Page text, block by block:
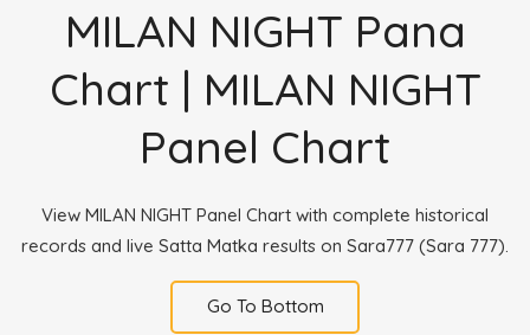
MILAN NIGHT Pana
Chart | MILAN NIGHT
Panel Chart
View MILAN NIGHT Panel Chart with complete historical
records and live Satta Matka results on Sara777 (Sara 777).
Go To Bottom